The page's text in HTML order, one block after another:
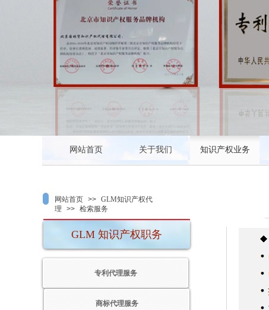
网站首页 关于我们 知识产权业务
网站首页 >> GLM知识产权代
理
>> 检索服务
GLM 知识产权职务
专利代理服务
商标代理服务